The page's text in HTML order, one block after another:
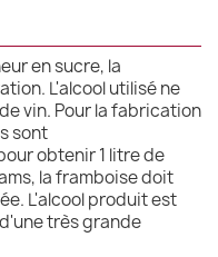
en sucre, la
L'alcool utilisé ne
vin. Pour la fabrication
sont
obtenir 1 litre de
la framboise doit
L'alcool produit est
très grande